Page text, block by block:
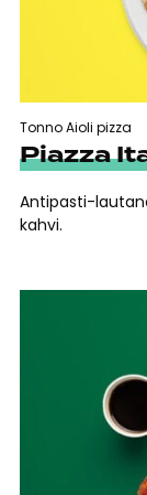
Tonno Aioli pizza
Piazza
Antipasti-
kahvi.